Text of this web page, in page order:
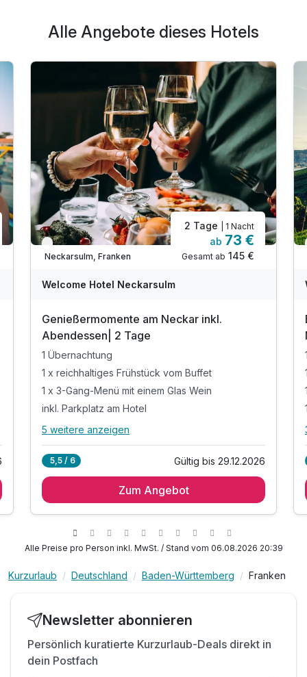
Alle Angebote dieses Hotels
Verfügbar bis Dezember
Neckarsulm, Franken
2 Tage | 1 Nacht
ab 73 €
Gesamt ab 145 €
Welcome Hotel Neckarsulm
Genießermomente am Neckar inkl.
Abendessen| 2 Tage
1 Übernachtung
1 x reichhaltiges Frühstück vom Buffet
1 x 3-Gang-Menü mit einem Glas Wein
inkl. Parkplatz am Hotel
Alle Inklusivleistungen
1 x reichhaltiges Frühstück vom Buffet
inkl. Late Checkout bis 15:00 Uhr
Wellnessbereichs
inkl. Leihbademantel
inkl. Wlan Nutzung im Hotel
5 weitere anzeigen
5,5 / 6 Gültig bis 29.12.2026
Zum Angebot
Alle Preise pro Person inkl. MwSt. / Stand vom 06.08.2026 20:39
Kurzurlaub Deutschland Baden-Württemberg Franken
Newsletter abonnieren
Persönlich kuratierte Kurzurlaub-Deals direkt in
dein Postfach